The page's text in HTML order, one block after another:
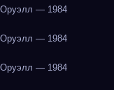
— 1984
— 1984
— 1984